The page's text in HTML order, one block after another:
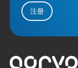
注册